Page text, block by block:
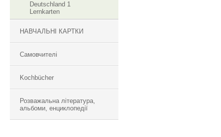
Deutschland 1
Lernkarten
НАВЧАЛЬНІ КАРТКИ
Самовчителі
Kochbücher
Розважальна література,
альбоми, енциклопедії